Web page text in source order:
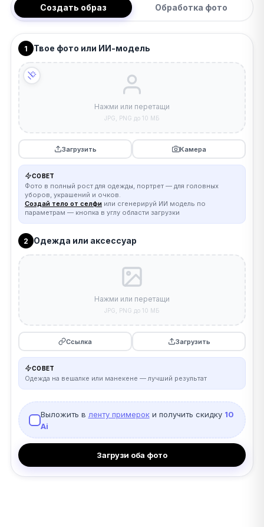
Создать образ Обработка фото
1 Твое фото или ИИ-модель
Нажми или перетащи
JPG, PNG до 10 МБ
Загрузить Камера
СОВЕТ
Фото в полный рост для одежды, портрет — для головных
уборов, украшений и очков.
Создай тело от селфи или сгенерируй ИИ модель по
параметрам — кнопка в углу области загрузки
2 Одежда или аксессуар
Нажми или перетащи
JPG, PNG до 10 МБ
Ссылка Загрузить
СОВЕТ
Одежда на вешалке или манекене — лучший результат
Выложить в ленту примероки получить скидку 10
Ai
Загрузи оба фото